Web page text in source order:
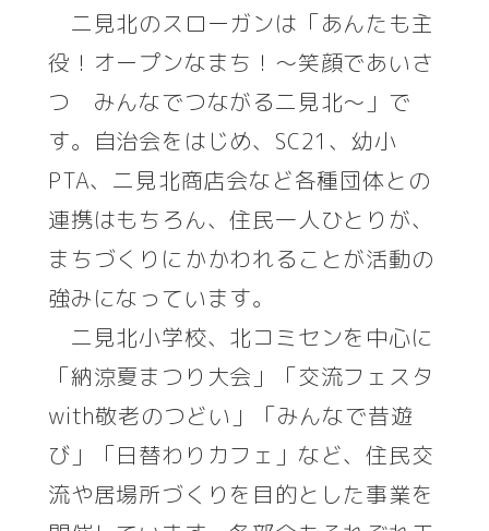
二見北のスローガンは「あんたも主
役！オープンなまち！～笑顔であいさ
つ みんなでつながる二見北～」で
す。自治会をはじめ、SC21、幼小
PTA、二見北商店会など各種団体との
連携はもちろん、住民一人ひとりが、
まちづくりにかかわれることが活動の
強みになっています。
二見北小学校、北コミセンを中心に
「納涼夏まつり大会」「交流フェスタ
with敬老のつどい」「みんなで昔遊
び」「日替わりカフェ」など、住民交
流や居場所づくりを目的とした事業を